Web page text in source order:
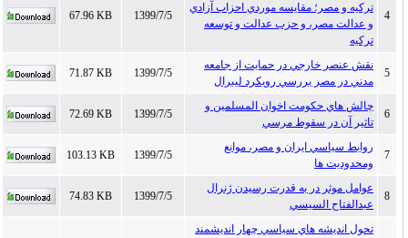
تركيه و مصر؛ مقايسه موردي احزاب آزادي
و عدالت مصر، و حزب عدالت و توسعه
تركيه
1399/7/5
67.96 KB
نقش عنصر خارجي در حمايت از جامعه
مدني در مصر بررسي رويكرد ليبرال
1399/7/5
71.87 KB
چالش هاي حكومت اخوان المسلمين و
تاثير آن در سقوط مرسي
1399/7/5
72.69 KB
روابط سياسي ايران و مصر، موانع
ومحدوديت ها
1399/7/5
103.13 KB
عوامل موثر در به قدرت رسيدن ژنرال
عبدالفتاح السيسي
1399/7/5
74.83 KB
تحول انديشه هاي سياسي چهار انديشمند